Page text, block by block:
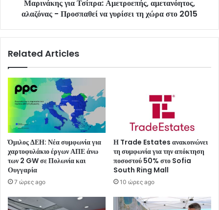
Μαρινάκης για Τσίπρα: Αμετροεπής, αμετανόητος,
αλαζόνας - Προσπαθεί να γυρίσει τη χώρα στο 2015
Related Articles
Όμιλος ΔΕΗ: Νέα συμφωνία για
χαρτοφυλάκιο έργων ΑΠΕ άνω
των 2 GW σε Πολωνία και
Ουγγαρία
7 ώρες ago
Η Trade Estates ανακοινώνει
τη συμφωνία για την απόκτηση
ποσοστού 50% στο Sofia
South Ring Mall
10 ώρες ago